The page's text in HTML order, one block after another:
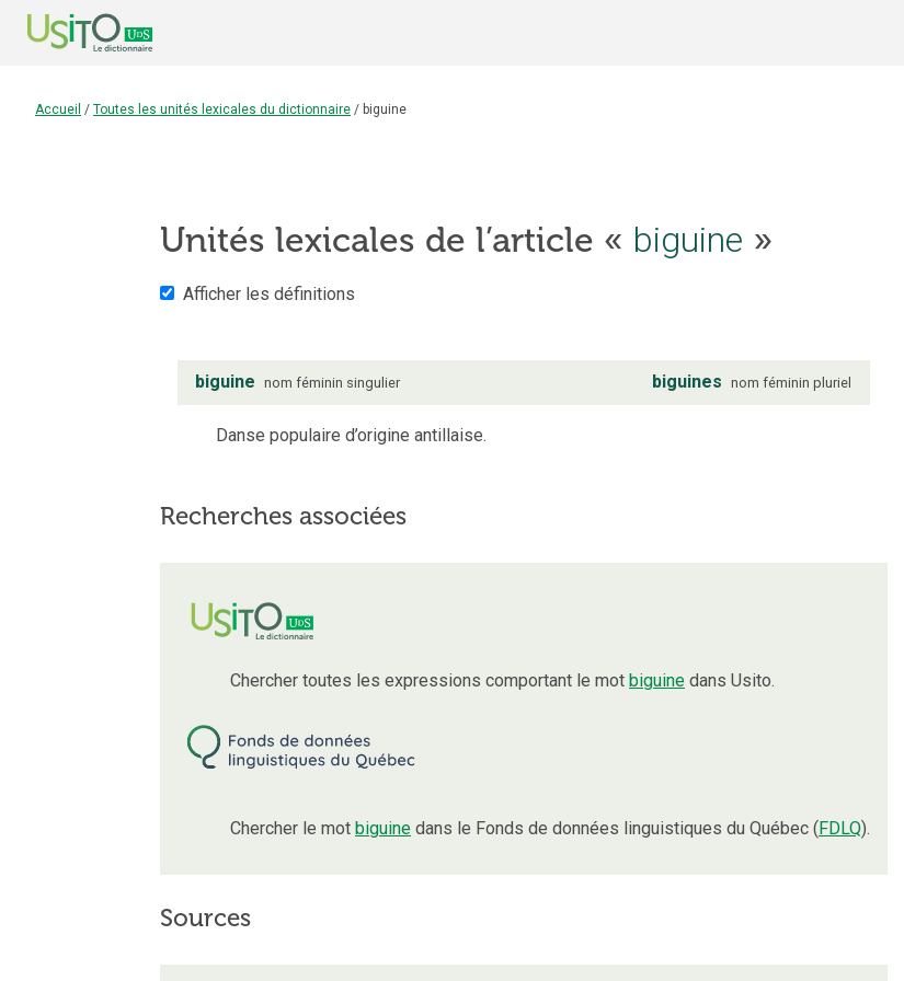
Accueil / Toutes les unités lexicales du dictionnaire / biguine
Unités lexicales de l’article « biguine »
Afficher les définitions
biguine nom féminin singulier biguines nom féminin pluriel
Danse populaire d’origine antillaise.
Recherches associées
Chercher toutes les expressions comportant le mot biguine dans Usito.
Chercher le mot biguine dans le Fonds de données linguistiques du Québec (FDLQ).
Sources